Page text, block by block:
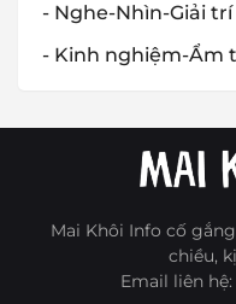
- Nghe-Nhìn-Giải trí
- Kinh nghiệm-Ẩm
Mai Khôi Info cố
chiều,
Email liên hệ: